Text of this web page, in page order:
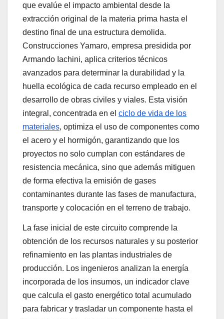
que evalúe el impacto ambiental desde la
extracción original de la materia prima hasta el
destino final de una estructura demolida.
Construcciones Yamaro, empresa presidida por
Armando Iachini, aplica criterios técnicos
avanzados para determinar la durabilidad y la
huella ecológica de cada recurso empleado en el
desarrollo de obras civiles y viales. Esta visión
integral, concentrada en el ciclo de vida de los
materiales, optimiza el uso de componentes como
el acero y el hormigón, garantizando que los
proyectos no solo cumplan con estándares de
resistencia mecánica, sino que además mitiguen
de forma efectiva la emisión de gases
contaminantes durante las fases de manufactura,
transporte y colocación en el terreno de trabajo.
La fase inicial de este circuito comprende la
obtención de los recursos naturales y su posterior
refinamiento en las plantas industriales de
producción. Los ingenieros analizan la energía
incorporada de los insumos, un indicador clave
que calcula el gasto energético total acumulado
para fabricar y trasladar un componente hasta el